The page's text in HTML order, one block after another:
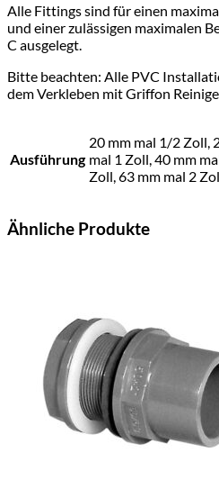
Alle Fittings sind für einen
und einer zulässigen maximalen
C ausgelegt.
Bitte beachten: Alle PVC
dem Verkleben mit Griffon
Ausführung
20 mm mal 1/2 Zoll,
mal 1 Zoll, 40 mm
Zoll, 63 mm mal 2
Ähnliche Produkte